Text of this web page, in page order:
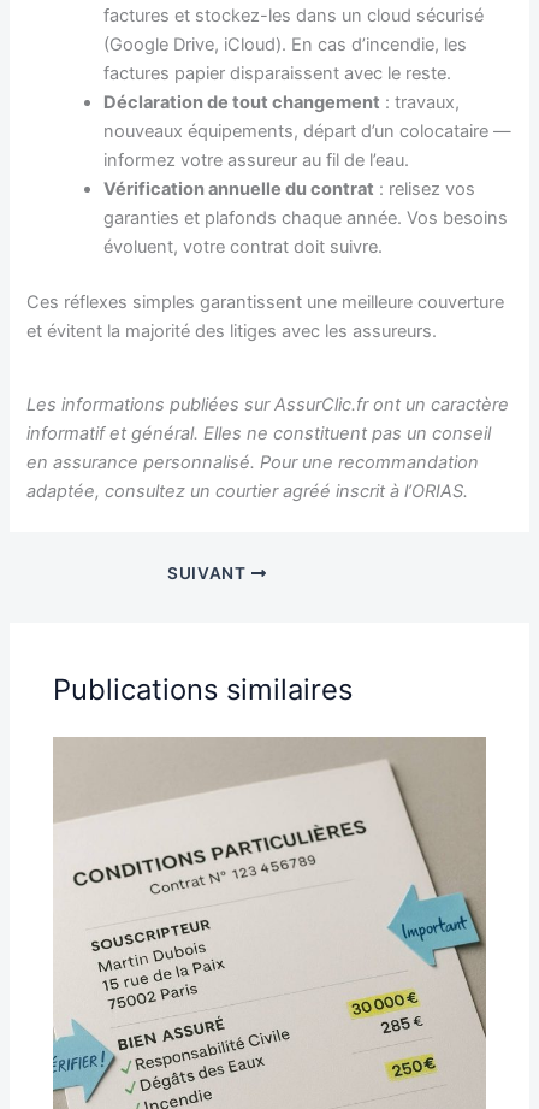
factures et stockez-les dans un cloud sécurisé
(Google Drive, iCloud). En cas d’incendie, les
factures papier disparaissent avec le reste.
Déclaration de tout changement : travaux,
nouveaux équipements, départ d’un colocataire —
informez votre assureur au fil de l’eau.
Vérification annuelle du contrat : relisez vos
garanties et plafonds chaque année. Vos besoins
évoluent, votre contrat doit suivre.
Ces réflexes simples garantissent une meilleure couverture
et évitent la majorité des litiges avec les assureurs.
Les informations publiées sur AssurClic.fr ont un caractère
informatif et général. Elles ne constituent pas un conseil
en assurance personnalisé. Pour une recommandation
adaptée, consultez un courtier agréé inscrit à l’ORIAS.
SUIVANT
Publications similaires